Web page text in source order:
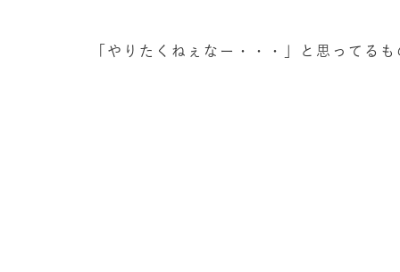
「やりたくねぇなー・・・」と思ってるも